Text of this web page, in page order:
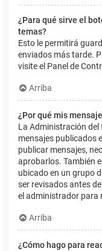
¿Para qué sirve el
temas?
Esto le permitirá
enviados más tarde.
visite el Panel de
Arriba
¿Por qué mis
La Administración del
mensajes publicados
publicar mensajes,
aprobarlos. También
ubicado en un grupo
ser revisados antes
el administrador para
Arriba
¿Cómo hago para